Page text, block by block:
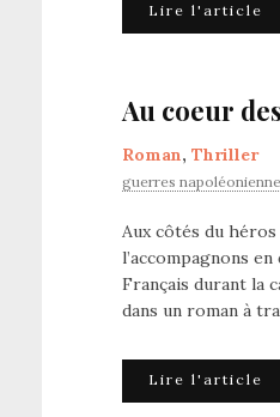
Lire l'article
Au coeur
Roman, Thriller
guerres
Aux côtés du héros
l’accompagnons
Français durant la
dans un roman à
Lire l'article